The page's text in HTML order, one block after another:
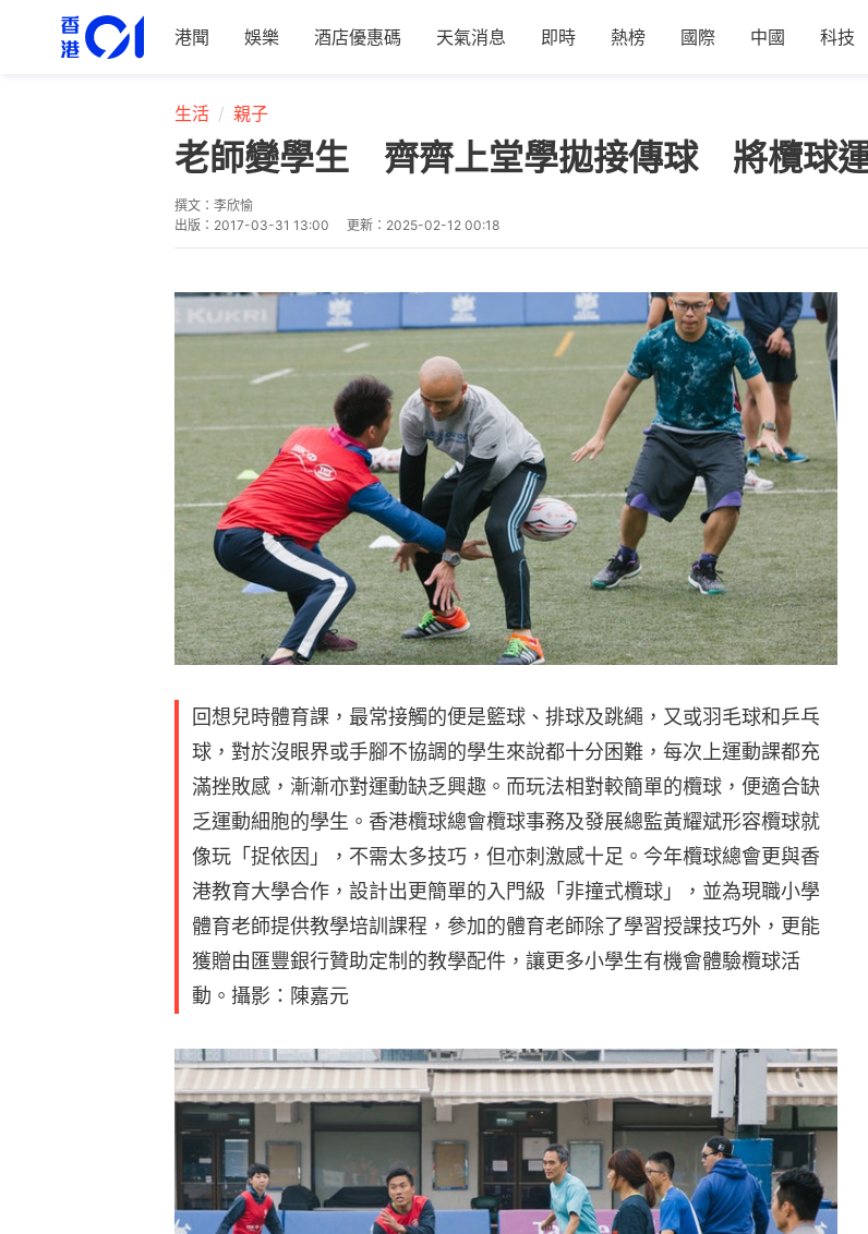
港聞 娛樂 酒店優惠碼 天氣消息 即時 熱榜 國際 中國 科技
生活 親子
老師變學生 齊齊上堂學拋接傳球 將欖球
撰文： 李欣愉
出版： 2017-03-31 13:00 更新： 2025-02-12 00:18
回想兒時體育課，最常接觸的便是籃球、排球及跳繩，又或羽毛球和乒乓
球，對於沒眼界或手腳不協調的學生來說都十分困難，每次上運動課都充
滿挫敗感，漸漸亦對運動缺乏興趣。而玩法相對較簡單的欖球，便適合缺
乏運動細胞的學生。香港欖球總會欖球事務及發展總監黃耀斌形容欖球就
像玩「捉依因」，不需太多技巧，但亦刺激感十足。今年欖球總會更與香
港教育大學合作，設計出更簡單的入門級「非撞式欖球」，並為現職小學
體育老師提供教學培訓課程，參加的體育老師除了學習授課技巧外，更能
獲贈由匯豐銀行贊助定制的教學配件，讓更多小學生有機會體驗欖球活
動。攝影：陳嘉元